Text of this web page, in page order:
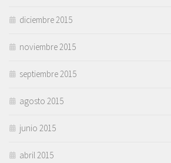
diciembre 2015
noviembre 2015
septiembre 2015
agosto 2015
junio 2015
abril 2015